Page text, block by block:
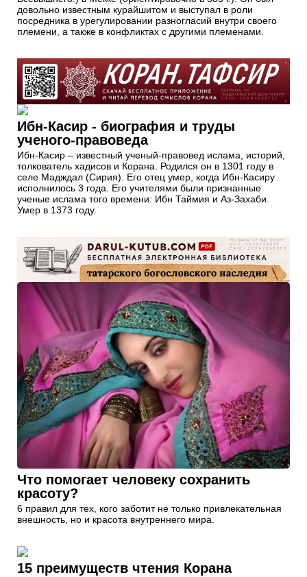
довольно известным курайшитом и выступал в роли
посредника в урегулировании разногласий внутри своего
племени, а также в конфликтах с другими племенами.
Ибн-Касир - биография и труды
ученого-правоведа
Ибн-Касир – известный ученый-правовед ислама, историй,
толкователь хадисов и Корана. Родился он в 1301 году в
селе Мадждал (Сирия). Его отец умер, когда Ибн-Касиру
исполнилось 3 года. Его учителями были признанные
ученые ислама того времени: Ибн Таймия и Аз-Захаби.
Умер в 1373 году.
Что помогает человеку сохранить
красоту?
6 правил для тех, кого заботит не только привлекательная
внешность, но и красота внутреннего мира.
15 преимуществ чтения Корана